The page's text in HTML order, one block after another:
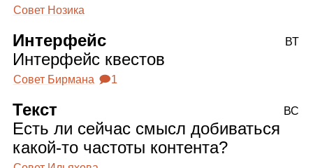
Совет Нозика
Интерфейс
Интерфейс квестов
Совет Бирмана 🗩1
ВТ
Текст
Есть ли сейчас смысл добиваться
какой‑то частоты контента?
ВС